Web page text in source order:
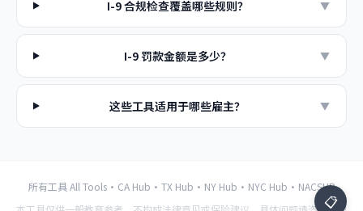
I-9 合规检查覆盖哪些规则？ ▼
I-9 罚款金额是多少？ ▼
这些工具适用于哪些雇主？ ▼
所有工具 All Tools· CA Hub · TX Hub · NY Hub · NYC Hub · NACSHR
📋